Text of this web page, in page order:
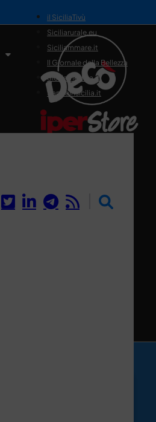
il SiciliaTivù
Siciliarurale.eu
Siciliammare.it
Il Giornale della Bellezza
Siciliamedica.it
Sanitainsicilia.it